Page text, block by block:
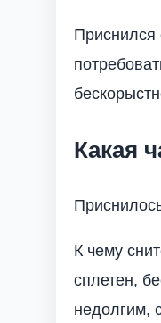
Приснился
Какая
К чему
сплетен,
недолгим,